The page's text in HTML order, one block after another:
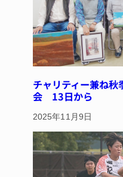
チャリティー兼ね
会 13日から
2025年11月9日